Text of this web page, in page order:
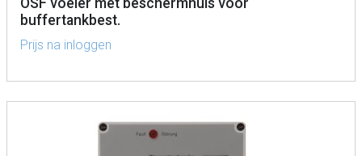
buffertankbest.
Prijs na inloggen